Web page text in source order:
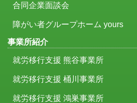
合同企業面談会
障がい者グループホーム yours
事業所紹介
就労移行支援 熊谷事業所
就労移行支援 桶川事業所
就労移行支援 鴻巣事業所